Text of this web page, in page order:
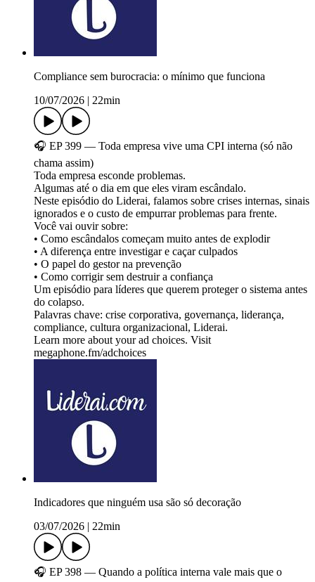
Compliance sem burocracia: o mínimo que funciona
10/07/2026
22min
🎧 EP 399 — Toda empresa vive uma CPI interna (só não
chama assim)
Toda empresa esconde problemas.
Algumas até o dia em que eles viram escândalo.
Neste episódio do Liderai, falamos sobre crises internas, sinais
ignorados e o custo de empurrar problemas para frente.
Você vai ouvir sobre:
• Como escândalos começam muito antes de explodir
• A diferença entre investigar e caçar culpados
• O papel do gestor na prevenção
• Como corrigir sem destruir a confiança
Um episódio para líderes que querem proteger o sistema antes
do colapso.
Palavras chave: crise corporativa, governança, liderança,
compliance, cultura organizacional, Liderai.
Learn more about your ad choices. Visit
megaphone.fm/adchoices
Indicadores que ninguém usa são só decoração
03/07/2026
22min
🎧 EP 398 — Quando a política interna vale mais que o